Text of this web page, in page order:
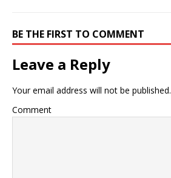
BE THE FIRST TO COMMENT
Leave a Reply
Your email address will not be published.
Comment